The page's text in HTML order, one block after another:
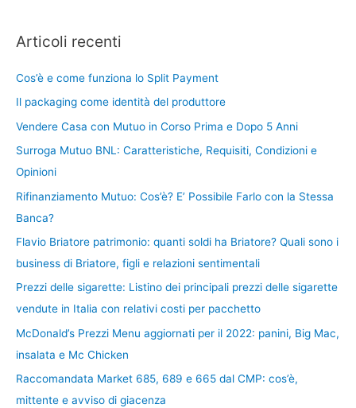
Articoli recenti
Cos’è e come funziona lo Split Payment
Il packaging come identità del produttore
Vendere Casa con Mutuo in Corso Prima e Dopo 5 Anni
Surroga Mutuo BNL: Caratteristiche, Requisiti, Condizioni e
Opinioni
Rifinanziamento Mutuo: Cos’è? E’ Possibile Farlo con la Stessa
Banca?
Flavio Briatore patrimonio: quanti soldi ha Briatore? Quali sono i
business di Briatore, figli e relazioni sentimentali
Prezzi delle sigarette: Listino dei principali prezzi delle sigarette
vendute in Italia con relativi costi per pacchetto
McDonald’s Prezzi Menu aggiornati per il 2022: panini, Big Mac,
insalata e Mc Chicken
Raccomandata Market 685, 689 e 665 dal CMP: cos’è,
mittente e avviso di giacenza